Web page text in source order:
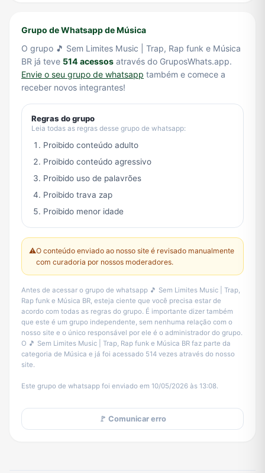
Grupo de Whatsapp de Música
O grupo 🎵 Sem Limites Music | Trap, Rap funk e Música
BR já teve 514 acessos através do GruposWhats.app.
Envie o seu grupo de whatsapp também e comece a
receber novos integrantes!
Regras do grupo
Leia todas as regras desse grupo de whatsapp:
Proibido conteúdo adulto
Proibido conteúdo agressivo
Proibido uso de palavrões
Proibido trava zap
Proibido menor idade
⚠️O conteúdo enviado ao nosso site é revisado manualmente
com curadoria por nossos moderadores.
Antes de acessar o grupo de whatsapp 🎵 Sem Limites Music | Trap,
Rap funk e Música BR, esteja ciente que você precisa estar de
acordo com todas as regras do grupo. É importante dizer também
que este é um grupo independente, sem nenhuma relação com o
nosso site e o único responsável por ele é o administrador do grupo.
O 🎵 Sem Limites Music | Trap, Rap funk e Música BR faz parte da
categoria de Música e já foi acessado 514 vezes através do nosso
site.
Este grupo de whatsapp foi enviado em 10/05/2026 às 13:08.
🚩 Comunicar erro